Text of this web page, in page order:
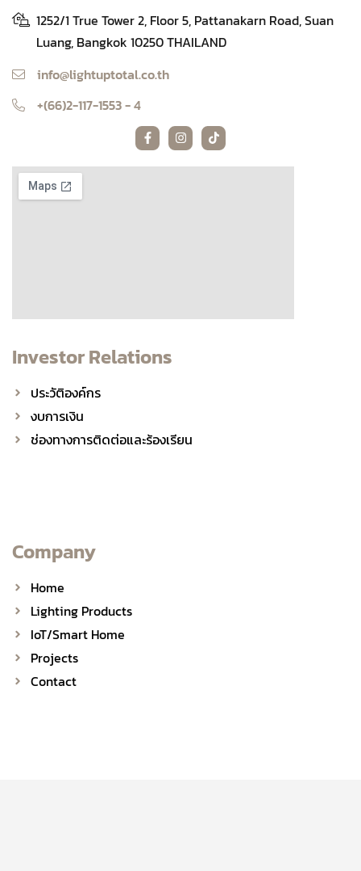
1252/1 True Tower 2, Floor 5, Pattanakarn Road, Suan
Luang, Bangkok 10250 THAILAND
info@lightuptotal.co.th
+(66)2-117-1553 - 4
Investor Relations
ประวัติองค์กร
งบการเงิน
ช่องทางการติดต่อและร้องเรียน
Company
Home
Lighting Products
IoT/Smart Home
Projects
Contact